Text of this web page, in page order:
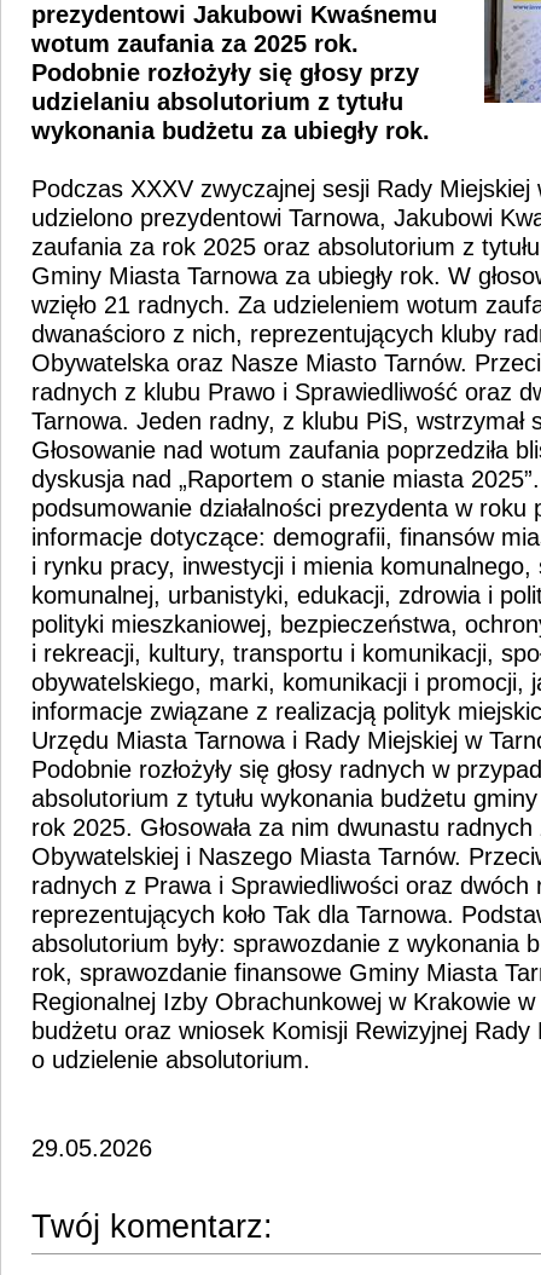
prezydentowi Jakubowi Kwaśnemu
wotum zaufania za 2025 rok.
Podobnie rozłożyły się głosy przy
udzielaniu absolutorium z tytułu
wykonania budżetu za ubiegły rok.
Podczas XXXV zwyczajnej sesji Rady Miejskiej
udzielono prezydentowi Tarnowa, Jakubowi
zaufania za rok 2025 oraz absolutorium z
Gminy Miasta Tarnowa za ubiegły rok. W
wzięło 21 radnych. Za udzieleniem wotum
dwanaścioro z nich, reprezentujących kluby
Obywatelska oraz Nasze Miasto Tarnów.
radnych z klubu Prawo i Sprawiedliwość oraz
Tarnowa. Jeden radny, z klubu PiS, wstrzymał
Głosowanie nad wotum zaufania poprzedziła
dyskusja nad „Raportem o stanie miasta
podsumowanie działalności prezydenta w roku
informacje dotyczące: demografii, finansów
i rynku pracy, inwestycji i mienia komunalnego,
komunalnej, urbanistyki, edukacji, zdrowia i
polityki mieszkaniowej, bezpieczeństwa,
i rekreacji, kultury, transportu i komunikacji,
obywatelskiego, marki, komunikacji i promocji,
informacje związane z realizacją polityk
Urzędu Miasta Tarnowa i Rady Miejskiej w
Podobnie rozłożyły się głosy radnych w
absolutorium z tytułu wykonania budżetu
rok 2025. Głosowała za nim dwunastu radnych
Obywatelskiej i Naszego Miasta Tarnów.
radnych z Prawa i Sprawiedliwości oraz dwóch
reprezentujących koło Tak dla Tarnowa.
absolutorium były: sprawozdanie z wykonania
rok, sprawozdanie finansowe Gminy Miasta
Regionalnej Izby Obrachunkowej w Krakowie
budżetu oraz wniosek Komisji Rewizyjnej Rady
o udzielenie absolutorium.
29.05.2026
Twój komentarz: